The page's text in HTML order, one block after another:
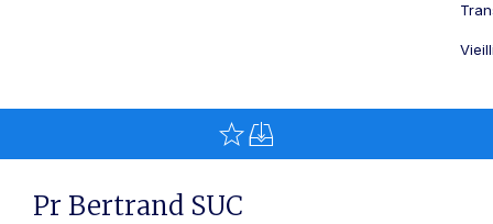
Pr Bertrand SUC